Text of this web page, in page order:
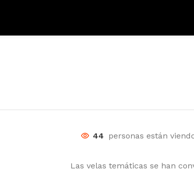
44 personas están
Las velas temáticas se han